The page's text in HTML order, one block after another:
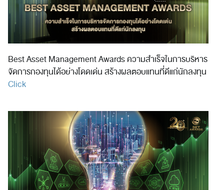
Best Asset Management Awards ความสำเร็จในการบริหาร
จัดการกองทุนได้อย่างโดดเด่น สร้างผลตอบแทนที่ดีแก่นักลงทุน
Click